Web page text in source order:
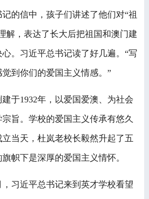
信中，孩子们讲述了他们对“祖
解，表达了长大后把祖国和澳门建
。习近平总书记读了好几遍。“写
到你们的爱国主义情感。”
1932年，以爱国爱澳、为社会
旨。学校的爱国主义传承有悠久
当天，杜岚老校长毅然升起了五
帜下是深厚的爱国主义情怀。
习近平总书记来到英才学校看望